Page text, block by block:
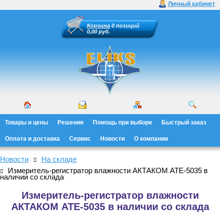
Личный кабинет
Корзина 0 позиций
0,00 руб.
Товары и цены Решения Помощь при выборе Быстрый заказ
Оплата и доставка Сервис Новости О компании
Новости
На складе
Измеритель-регистратор влажности АКТАКОМ АТЕ-5035 в
наличии со склада
Измеритель-регистратор влажности
АКТАКОМ АТЕ-5035 в наличии со склада